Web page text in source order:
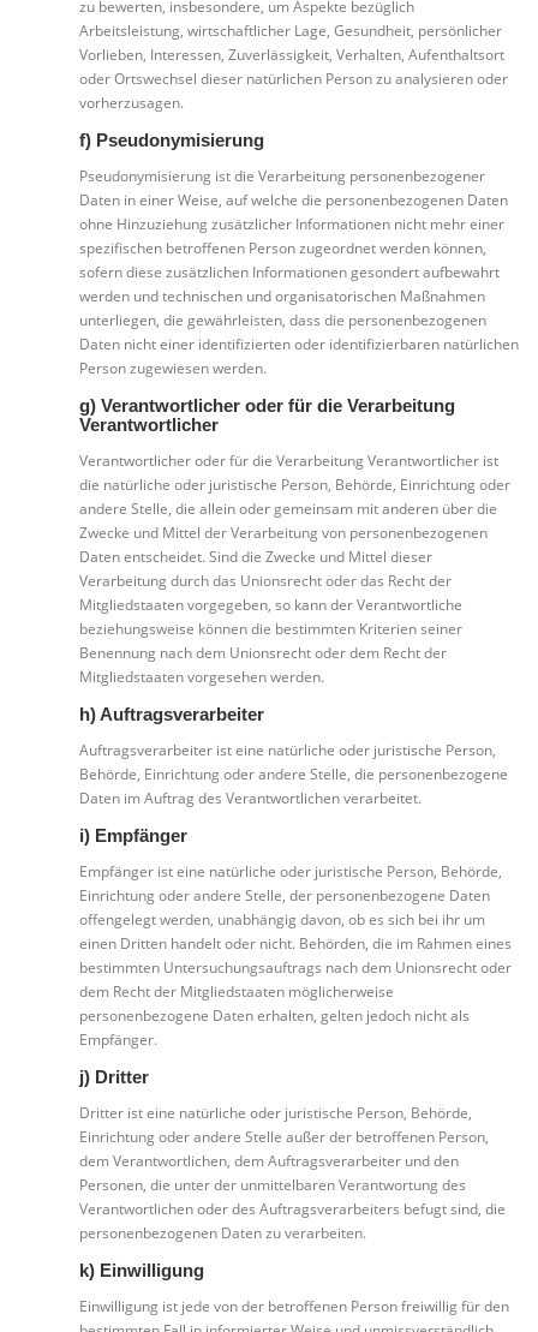
zu bewerten, insbesondere, um Aspekte bezüglich
Arbeitsleistung, wirtschaftlicher Lage, Gesundheit, persönlicher
Vorlieben, Interessen, Zuverlässigkeit, Verhalten, Aufenthaltsort
oder Ortswechsel dieser natürlichen Person zu analysieren oder
vorherzusagen.
f) Pseudonymisierung
Pseudonymisierung ist die Verarbeitung personenbezogener
Daten in einer Weise, auf welche die personenbezogenen Daten
ohne Hinzuziehung zusätzlicher Informationen nicht mehr einer
spezifischen betroffenen Person zugeordnet werden können,
sofern diese zusätzlichen Informationen gesondert aufbewahrt
werden und technischen und organisatorischen Maßnahmen
unterliegen, die gewährleisten, dass die personenbezogenen
Daten nicht einer identifizierten oder identifizierbaren natürlichen
Person zugewiesen werden.
g) Verantwortlicher oder für die Verarbeitung
Verantwortlicher
Verantwortlicher oder für die Verarbeitung Verantwortlicher ist
die natürliche oder juristische Person, Behörde, Einrichtung oder
andere Stelle, die allein oder gemeinsam mit anderen über die
Zwecke und Mittel der Verarbeitung von personenbezogenen
Daten entscheidet. Sind die Zwecke und Mittel dieser
Verarbeitung durch das Unionsrecht oder das Recht der
Mitgliedstaaten vorgegeben, so kann der Verantwortliche
beziehungsweise können die bestimmten Kriterien seiner
Benennung nach dem Unionsrecht oder dem Recht der
Mitgliedstaaten vorgesehen werden.
h) Auftragsverarbeiter
Auftragsverarbeiter ist eine natürliche oder juristische Person,
Behörde, Einrichtung oder andere Stelle, die personenbezogene
Daten im Auftrag des Verantwortlichen verarbeitet.
i) Empfänger
Empfänger ist eine natürliche oder juristische Person, Behörde,
Einrichtung oder andere Stelle, der personenbezogene Daten
offengelegt werden, unabhängig davon, ob es sich bei ihr um
einen Dritten handelt oder nicht. Behörden, die im Rahmen eines
bestimmten Untersuchungsauftrags nach dem Unionsrecht oder
dem Recht der Mitgliedstaaten möglicherweise
personenbezogene Daten erhalten, gelten jedoch nicht als
Empfänger.
j) Dritter
Dritter ist eine natürliche oder juristische Person, Behörde,
Einrichtung oder andere Stelle außer der betroffenen Person,
dem Verantwortlichen, dem Auftragsverarbeiter und den
Personen, die unter der unmittelbaren Verantwortung des
Verantwortlichen oder des Auftragsverarbeiters befugt sind, die
personenbezogenen Daten zu verarbeiten.
k) Einwilligung
Einwilligung ist jede von der betroffenen Person freiwillig für den